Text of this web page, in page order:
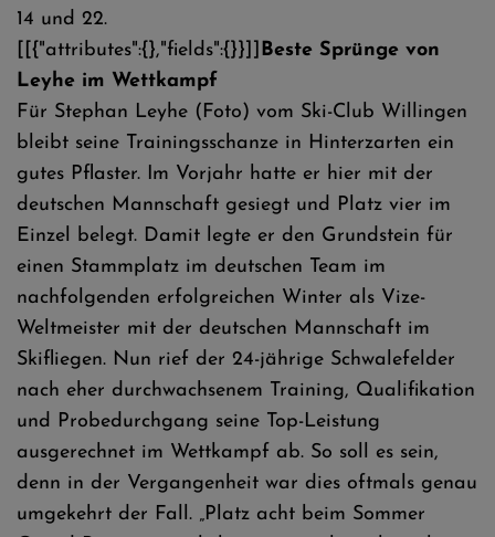
14 und 22.
[[{"attributes":{},"fields":{}}]] Beste Sprünge von
Leyhe im Wettkampf
Für Stephan Leyhe (Foto) vom Ski-Club Willingen
bleibt seine Trainingsschanze in Hinterzarten ein
gutes Pflaster. Im Vorjahr hatte er hier mit der
deutschen Mannschaft gesiegt und Platz vier im
Einzel belegt. Damit legte er den Grundstein für
einen Stammplatz im deutschen Team im
nachfolgenden erfolgreichen Winter als Vize-
Weltmeister mit der deutschen Mannschaft im
Skifliegen. Nun rief der 24-jährige Schwalefelder
nach eher durchwachsenem Training, Qualifikation
und Probedurchgang seine Top-Leistung
ausgerechnet im Wettkampf ab. So soll es sein,
denn in der Vergangenheit war dies oftmals genau
umgekehrt der Fall. „Platz acht beim Sommer